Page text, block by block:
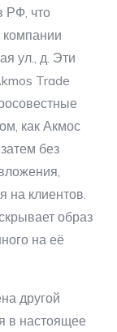
РФ, что
компании
ул., д. Эти
Trade
как Акмос
без
на клиентов.
образ
на её
другой
в настоящее